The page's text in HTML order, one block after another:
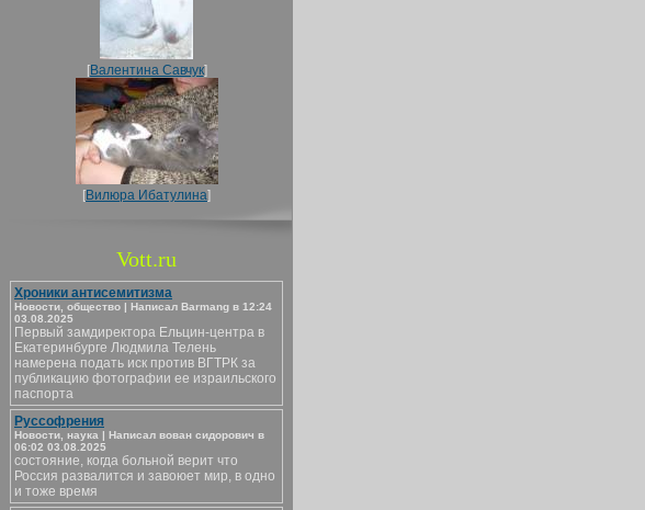
[Валентина Савчук]
[Вилюра Ибатулина]
Vott.ru
Хроники антисемитизма
Новости, общество | Написал Barmang в 12:24
03.08.2025
Первый замдиректора Ельцин-центра в
Екатеринбурге Людмила Телень
намерена подать иск против ВГТРК за
публикацию фотографии ее израильского
паспорта
Руссофрения
Новости, наука | Написал вован сидорович в
06:02 03.08.2025
состояние, когда больной верит что
Россия развалится и завоюет мир, в одно
и тоже время